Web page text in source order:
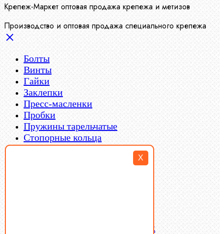
X
Крепеж-Маркет оптовая продажа крепежа и метизов
Производство и оптовая продажа специального крепежа
Болты
Винты
Гайки
Заклепки
Пресс-масленки
Пробки
Пружины тарельчатые
Стопорные кольца
Такелаж
Латунный и бронзовый крепеж